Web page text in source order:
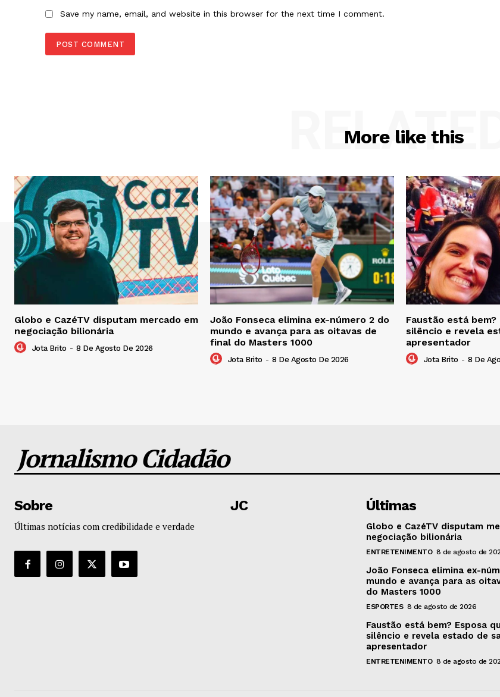
Save my name, email, and website in this browser for the next time I comment.
More like this
RELATED
Globo e CazéTV disputam mercado em
negociação bilionária
Jota Brito - 8 De Agosto De 2026
João Fonseca elimina ex-número 2 do
mundo e avança para as oitavas de
final do Masters 1000
Jota Brito - 8 De Agosto De 2026
Faustão está
silêncio e revela
apresentador
Jota Brito - 8 De
Jornalismo Cidadão
Sobre
Últimas notícias com credibilidade e verdade
JC Últimas
Globo e CazéTV disputam
negociação bilionária
ENTRETENIMENTO 8 de agosto de
João Fonseca elimina ex-
mundo e avança para as
do Masters 1000
ESPORTES 8 de agosto de 2026
Faustão está bem? Esposa
silêncio e revela estado de
apresentador
ENTRETENIMENTO 8 de agosto de